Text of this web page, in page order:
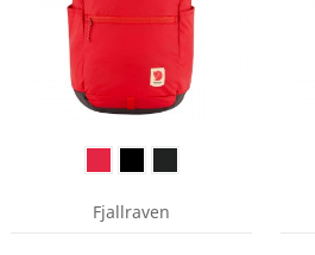
Fjallraven